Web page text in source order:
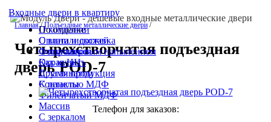
Входные двери в квартиру
По отделке
С винилискожей
С порошковым напылением
Окрас НЦ
С ламинатом
С панелью МДФ
Филёнчатый МДФ
Массив
С зеркалом
О компании
Оплата и доставка
Фотогалерея
Как купить
Другая продукция
Контакты
Главная / Подъездные металлические двери /
Четырехстворчатая подъездная
дверь POD-7
Телефон для заказов: